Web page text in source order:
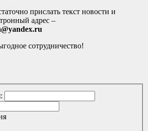
прислать текст новости и
адрес –
сотрудничество!